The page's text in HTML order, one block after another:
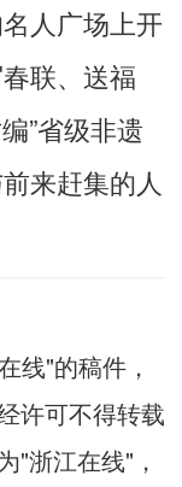
人广场上开
联、送福
”省级非遗
来赶集的人
线"的稿件，
许可不得转载
"浙江在线"，